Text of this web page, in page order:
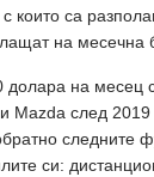
които са
на месечна
на месец
Mazda след 2019
следните
си: